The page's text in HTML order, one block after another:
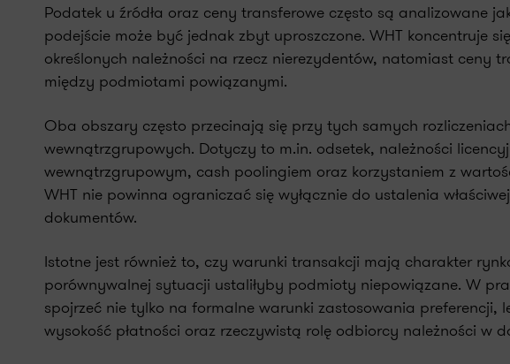
Podatek u źródła oraz ceny transferowe często są analizowane
podejście może być jednak zbyt uproszczone. WHT koncentruje
określonych należności na rzecz nierezydentów, natomiast ceny
między podmiotami powiązanymi.
Oba obszary często przecinają się przy tych samych
wewnątrzgrupowych. Dotyczy to m.in. odsetek, należności
wewnątrzgrupowym, cash poolingiem oraz korzystaniem z
WHT nie powinna ograniczać się wyłącznie do ustalenia
dokumentów.
Istotne jest również to, czy warunki transakcji mają charakter
porównywalnej sytuacji ustaliłyby podmioty niepowiązane. W
spojrzeć nie tylko na formalne warunki zastosowania preferencji,
wysokość płatności oraz rzeczywistą rolę odbiorcy należności w